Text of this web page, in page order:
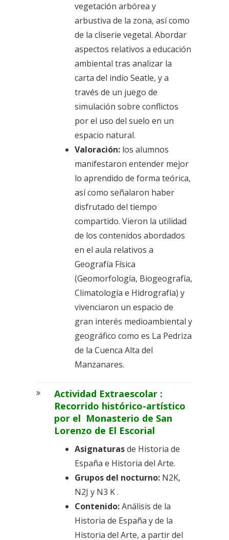
vegetación arbórea y
arbustiva de la zona, así como
de la cliserie vegetal. Abordar
aspectos relativos a educación
ambiental tras analizar la
carta del indio Seatle, y a
través de un juego de
simulación sobre conflictos
por el uso del suelo en un
espacio natural.
Valoración: los alumnos
manifestaron entender mejor
lo aprendido de forma teórica,
así como señalaron haber
disfrutado del tiempo
compartido. Vieron la utilidad
de los contenidos abordados
en el aula relativos a
Geografía Física
(Geomorfología, Biogeografía,
Climatología e Hidrografía) y
vivenciaron un espacio de
gran interés medioambiental y
geográfico como es La Pedriza
de la Cuenca Alta del
Manzanares.
Actividad Extraescolar :
Recorrido histórico-artístico
por el Monasterio de San
Lorenzo de El Escorial
Asignaturasde Historia de
España e Historia del Arte.
Grupos del nocturno: N2K,
N2J y N3 K .
Contenido:Análisis de la
Historia de España y de la
Historia del Arte, a partir del